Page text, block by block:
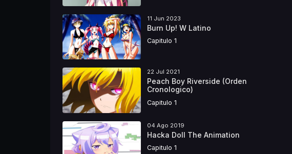
11 Jun 2023
Burn Up! W Latino
Capitulo 1
22 Jul 2021
Peach Boy Riverside (Orden
Cronologico)
Capitulo 1
04 Ago 2019
Hacka Doll The Animation
Capitulo 1